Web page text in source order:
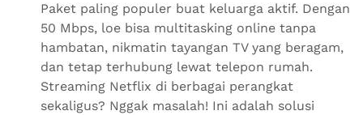
Paket paling populer buat keluarga aktif. Dengan
50 Mbps, loe bisa multitasking online tanpa
hambatan, nikmatin tayangan TV yang beragam,
dan tetap terhubung lewat telepon rumah.
Streaming Netflix di berbagai perangkat
sekaligus? Nggak masalah! Ini adalah solusi